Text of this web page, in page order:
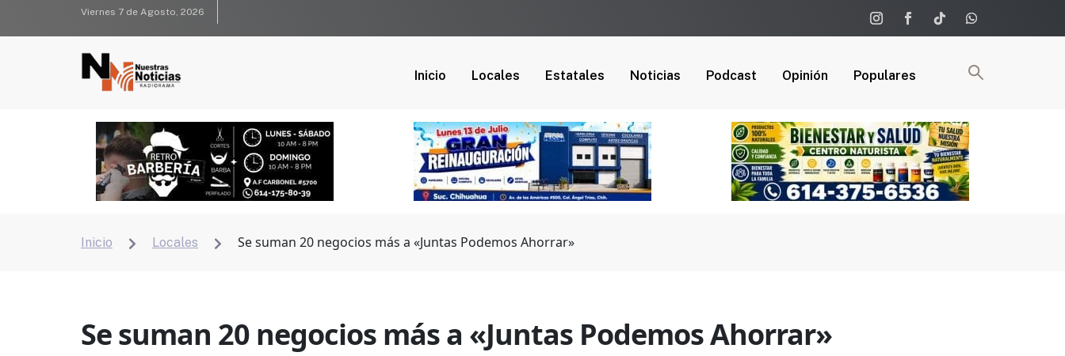
Viernes 7 de Agosto, 2026
Inicio Locales Estatales Noticias Podcast Opinión Populares
Inicio  Locales  Se suman 20 negocios más a «Juntas Podemos Ahorrar»
Se suman 20 negocios más a «Juntas Podemos Ahorrar»